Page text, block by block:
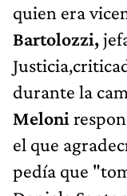
quien era
Bartolozzi,
durante la
Meloni
el que
pedía que